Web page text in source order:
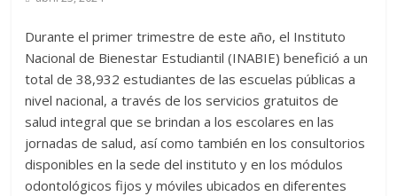
Durante el primer trimestre de este año, el Instituto
Nacional de Bienestar Estudiantil (INABIE) benefició a un
total de 38,932 estudiantes de las escuelas públicas a
nivel nacional, a través de los servicios gratuitos de
salud integral que se brindan a los escolares en las
jornadas de salud, así como también en los consultorios
disponibles en la sede del instituto y en los módulos
odontológicos fijos y móviles ubicados en diferentes